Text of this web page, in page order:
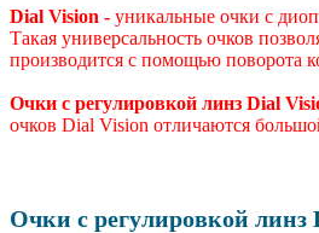
Dial Vision - уникальные очки с
Такая универсальность очков
производится с помощью поворота
Очки с регулировкой линз Dial
очков Dial Vision отличаются
Очки с регулировкой